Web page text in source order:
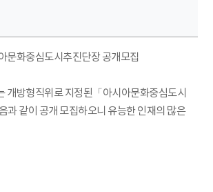
문화중심도시추진단장 공개모집
개방형직위로 지정된「아시아문화중심도시
과 같이 공개 모집하오니 유능한 인재의 많은